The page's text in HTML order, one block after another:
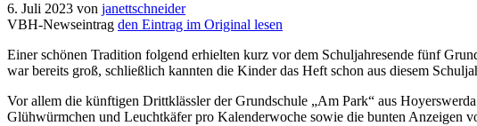
6. Juli 2023 von janettschneider
VBH-Newseintrag den Eintrag im Original lesen
Einer schönen Tradition folgend erhielten kurz vor dem Schuljahresende fünf
war bereits groß, schließlich kannten die Kinder das Heft schon aus diesem
Vor allem die künftigen Drittklässler der Grundschule „Am Park“ aus
Glühwürmchen und Leuchtkäfer pro Kalenderwoche sowie die bunten Anzeigen